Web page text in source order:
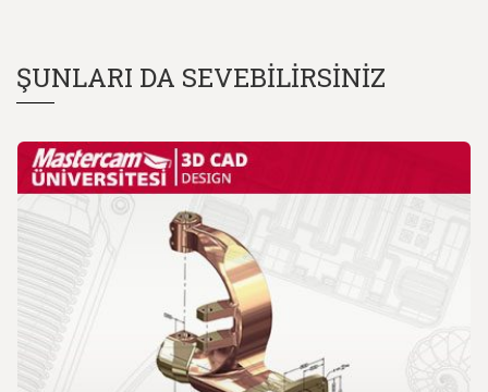
ŞUNLARI DA SEVEBILIRSINIZ